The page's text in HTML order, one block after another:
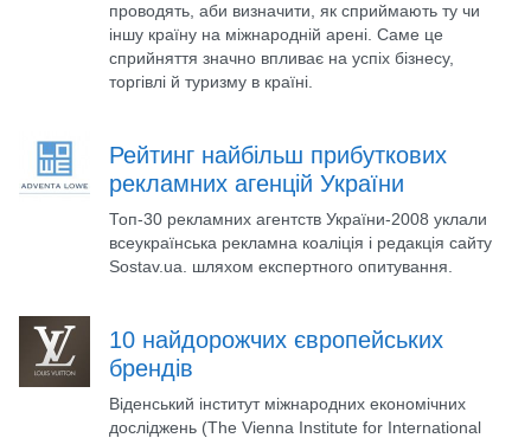
проводять, аби визначити, як сприймають ту чи
іншу країну на міжнародній арені. Саме це
сприйняття значно впливає на успіх бізнесу,
торгівлі й туризму в країні.
Рейтинг найбільш прибуткових
рекламних агенцій України
Топ-30 рекламних агентств України-2008 уклали
всеукраїнська рекламна коаліція і редакція сайту
Sostav.ua. шляхом експертного опитування.
10 найдорожчих європейських
брендів
Віденський інститут міжнародних економічних
досліджень (The Vienna Institute for International